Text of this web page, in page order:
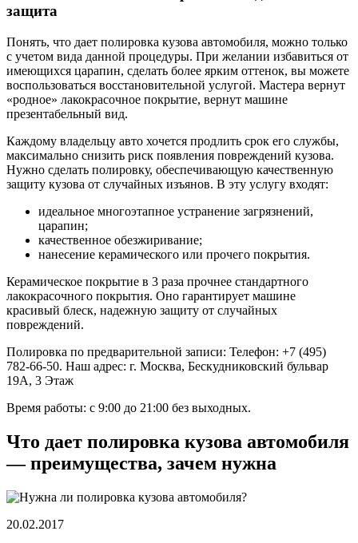
защита
Понять, что дает полировка кузова автомобиля, можно только
с учетом вида данной процедуры. При желании избавиться от
имеющихся царапин, сделать более ярким оттенок, вы можете
воспользоваться восстановительной услугой. Мастера вернут
«родное» лакокрасочное покрытие, вернут машине
презентабельный вид.
Каждому владельцу авто хочется продлить срок его службы,
максимально снизить риск появления повреждений кузова.
Нужно сделать полировку, обеспечивающую качественную
защиту кузова от случайных изъянов. В эту услугу входят:
идеальное многоэтапное устранение загрязнений,
царапин;
качественное обезжиривание;
нанесение керамического или прочего покрытия.
Керамическое покрытие в 3 раза прочнее стандартного
лакокрасочного покрытия. Оно гарантирует машине
красивый блеск, надежную защиту от случайных
повреждений.
Полировка по предварительной записи: Телефон: +7 (495)
782-66-50. Наш адрес: г. Москва, Бескудниковский бульвар
19А, 3 Этаж
Время работы: с 9:00 до 21:00 без выходных.
Что дает полировка кузова автомобиля
— преимущества, зачем нужна
20.02.2017